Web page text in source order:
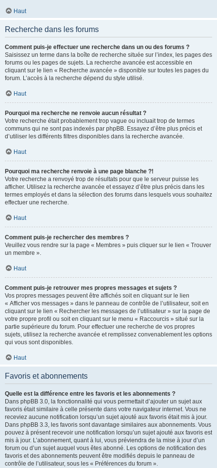
Haut
Recherche dans les forums
Comment puis-je effectuer une recherche dans un ou des forums ?
Saisissez un terme dans la boîte de recherche située sur l’index, les pages des
forums ou les pages de sujets. La recherche avancée est accessible en
cliquant sur le lien « Recherche avancée » disponible sur toutes les pages du
forum. L’accès à la recherche dépend du style utilisé.
Haut
Pourquoi ma recherche ne renvoie aucun résultat ?
Votre recherche était probablement trop vague ou incluait trop de termes
communs qui ne sont pas indexés par phpBB. Essayez d’être plus précis et
d’utiliser les différents filtres disponibles dans la recherche avancée.
Haut
Pourquoi ma recherche renvoie à une page blanche ?!
Votre recherche a renvoyé trop de résultats pour que le serveur puisse les
afficher. Utilisez la recherche avancée et essayez d’être plus précis dans les
termes employés et dans la sélection des forums dans lesquels vous souhaitez
effectuer une recherche.
Haut
Comment puis-je rechercher des membres ?
Veuillez vous rendre sur la page « Membres » puis cliquer sur le lien « Trouver
un membre ».
Haut
Comment puis-je retrouver mes propres messages et sujets ?
Vos propres messages peuvent être affichés soit en cliquant sur le lien
« Afficher vos messages » dans le panneau de contrôle de l’utilisateur, soit en
cliquant sur le lien « Rechercher les messages de l’utilisateur » sur la page de
votre propre profil ou soit en cliquant sur le menu « Raccourcis » situé sur la
partie supérieure du forum. Pour effectuer une recherche de vos propres
sujets, utilisez la recherche avancée et remplissez convenablement les options
qui vous sont disponibles.
Haut
Favoris et abonnements
Quelle est la différence entre les favoris et les abonnements ?
Dans phpBB 3.0, la fonctionnalité qui vous permettait d’ajouter un sujet aux
favoris était similaire à celle présente dans votre navigateur internet. Vous ne
receviez aucune notification lorsqu’un sujet ajouté aux favoris était mis à jour.
Dans phpBB 3.3, les favoris sont davantage similaires aux abonnements. Vous
pouvez à présent recevoir une notification lorsqu’un sujet ajouté aux favoris est
mis à jour. L’abonnement, quant à lui, vous préviendra de la mise à jour d’un
forum ou d’un sujet auquel vous êtes abonné. Les options de notification des
favoris et des abonnements peuvent être modifiés depuis le panneau de
contrôle de l’utilisateur, sous les « Préférences du forum ».